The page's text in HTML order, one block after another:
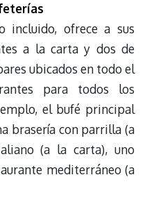
incluido, ofrece a sus
a la carta y dos de
ubicados en todo el
para todos los
el bufé principal
brasería con parrilla (a
(a la carta), uno
mediterráneo (a